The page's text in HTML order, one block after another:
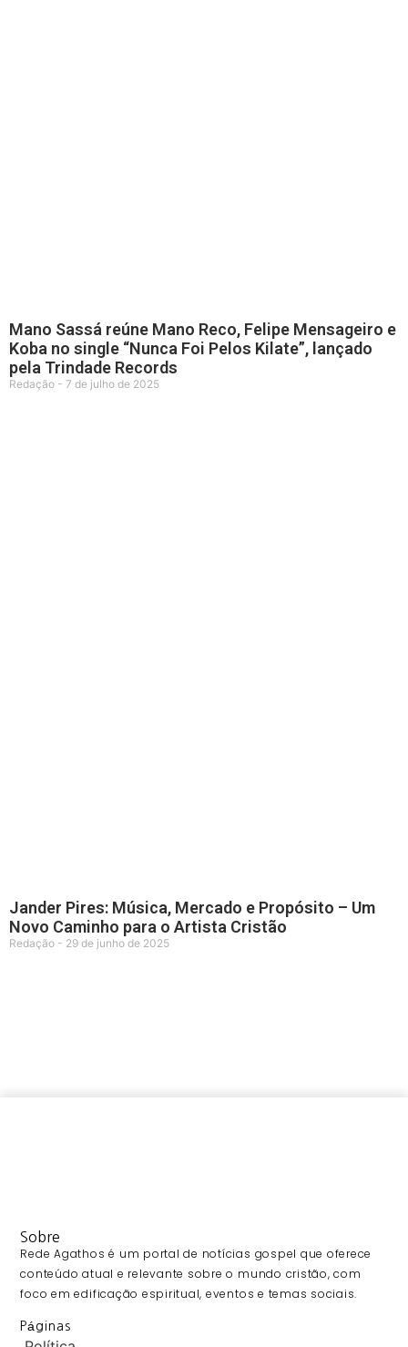
Mano Sassá reúne Mano Reco, Felipe Mensageiro e
Koba no single “Nunca Foi Pelos Kilate”, lançado
pela Trindade Records
Redação 7 de julho de 2025
Jander Pires: Música, Mercado e Propósito – Um
Novo Caminho para o Artista Cristão
Redação 29 de junho de 2025
Sobre
Rede Agathos é um portal de notícias gospel que oferece
conteúdo atual e relevante sobre o mundo cristão, com
foco em edificação espiritual, eventos e temas sociais.
Páginas